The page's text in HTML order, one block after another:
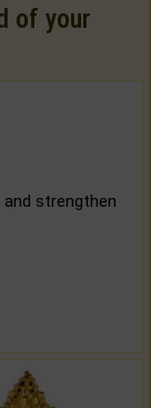
of your
strengthen